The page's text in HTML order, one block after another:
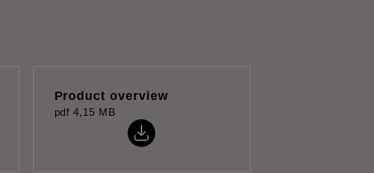
Product overview
pdf 4,15 MB